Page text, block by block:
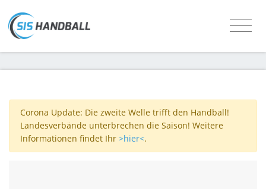
Corona Update: Die zweite Welle trifft den Handball!
Landesverbände unterbrechen die Saison! Weitere
Informationen findet Ihr >hier<.